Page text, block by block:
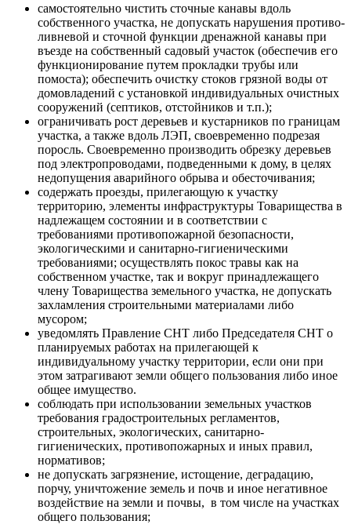
самостоятельно чистить сточные канавы вдоль
собственного участка, не допускать нарушения противо-
ливневой и сточной функции дренажной канавы при
въезде на собственный садовый участок (обеспечив его
функционирование путем прокладки трубы или
помоста); обеспечить очистку стоков грязной воды от
домовладений с установкой индивидуальных очистных
сооружений (септиков, отстойников и т.п.);
ограничивать рост деревьев и кустарников по границам
участка, а также вдоль ЛЭП, своевременно подрезая
поросль. Своевременно производить обрезку деревьев
под электропроводами, подведенными к дому, в целях
недопущения аварийного обрыва и обесточивания;
содержать проезды, прилегающую к участку
территорию, элементы инфраструктуры Товарищества в
надлежащем состоянии и в соответствии с
требованиями противопожарной безопасности,
экологическими и санитарно-гигиеническими
требованиями; осуществлять покос травы как на
собственном участке, так и вокруг принадлежащего
члену Товарищества земельного участка, не допускать
захламления строительными материалами либо
мусором;
уведомлять Правление СНТ либо Председателя СНТ о
планируемых работах на прилегающей к
индивидуальному участку территории, если они при
этом затрагивают земли общего пользования либо иное
общее имущество.
соблюдать при использовании земельных участков
требования градостроительных регламентов,
строительных, экологических, санитарно-
гигиенических, противопожарных и иных правил,
нормативов;
не допускать загрязнение, истощение, деградацию,
порчу, уничтожение земель и почв и иное негативное
воздействие на земли и почвы, в том числе на участках
общего пользования;